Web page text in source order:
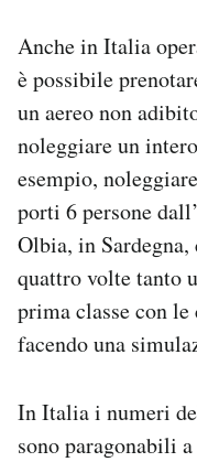
Anche in Italia
è possibile
un aereo non
noleggiare un
esempio,
porti 6 persone
Olbia, in
quattro volte tanto
prima classe con
facendo una
In Italia i numeri
sono paragonabili